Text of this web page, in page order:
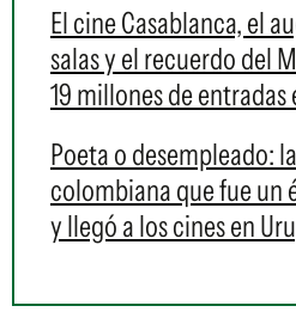
El cine Casablanca, el
salas y el recuerdo del
19 millones de
Poeta o desempleado:
colombiana que fue un
y llegó a los cines en